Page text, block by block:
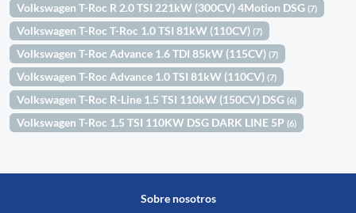
Volkswagen T-Roc R 2.0 TSI 221kW (300CV) 4Motion DSG(7)
Volkswagen T-Roc T-Roc 1.0 TSI 81kW (110CV)(7)
Volkswagen T-Roc Advance 1.6 TDI 85kW (115CV)(7)
Volkswagen T-Roc Advance 1.0 TSI 81kW (110CV)(7)
Volkswagen T-Roc R-Line 1.5 TSI 110kW (150CV) DSG(6)
Volkswagen T-Roc 1.5 TSI 110KW DSG DARK LINE 5P(6)
Sobre nosotros